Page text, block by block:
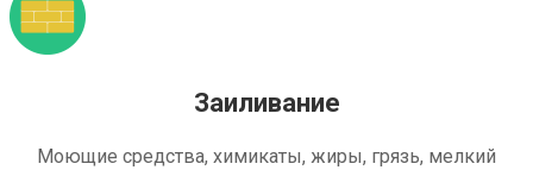
Заиливание
Моющие средства, химикаты, жиры, грязь, мелкий